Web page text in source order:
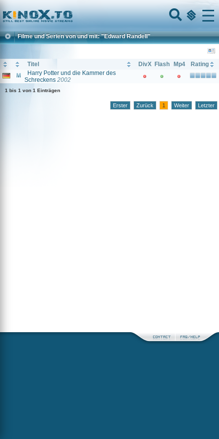
Home
Menu
Filme und Serien von und mit: "Edward Randell"
Titel DivX Flash Mp4
Rating
Harry Potter und die Kammer des
Schreckens 2002
1 bis 1 von 1 Einträgen
Erster Zurück 1 Weiter Letzter